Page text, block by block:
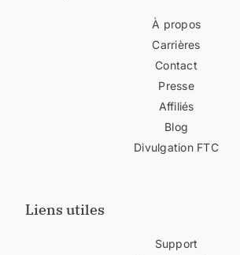
À propos
Carrières
Contact
Presse
Affiliés
Blog
Divulgation FTC
Liens utiles
Support